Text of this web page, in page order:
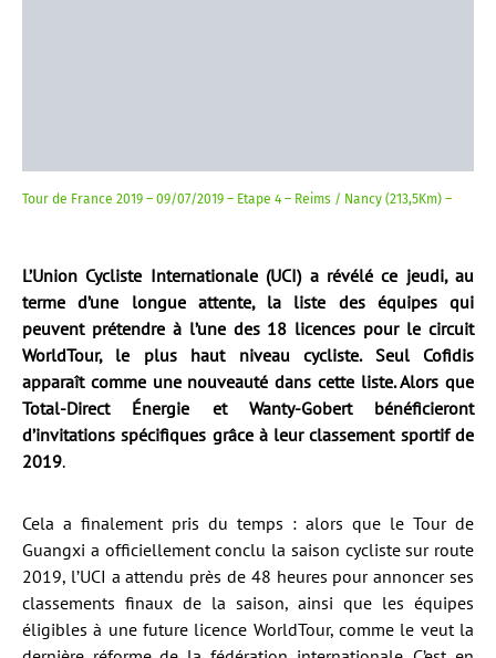
Tour de France 2019 – 09/07/2019 – Etape 4 – Reims / Nancy (213,5Km) –
L’Union Cycliste Internationale (UCI) a révélé ce jeudi, au
terme d’une longue attente, la liste des équipes qui
peuvent prétendre à l’une des 18 licences pour le circuit
WorldTour, le plus haut niveau cycliste. Seul Cofidis
apparaît comme une nouveauté dans cette liste. Alors que
Total-Direct Énergie et Wanty-Gobert bénéficieront
d’invitations spécifiques grâce à leur classement sportif de
2019.
Cela a finalement pris du temps : alors que le Tour de
Guangxi a officiellement conclu la saison cycliste sur route
2019, l’UCI a attendu près de 48 heures pour annoncer ses
classements finaux de la saison, ainsi que les équipes
éligibles à une future licence WorldTour, comme le veut la